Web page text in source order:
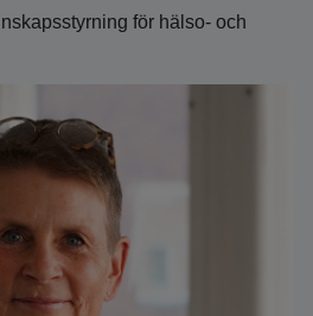
för hälso- och